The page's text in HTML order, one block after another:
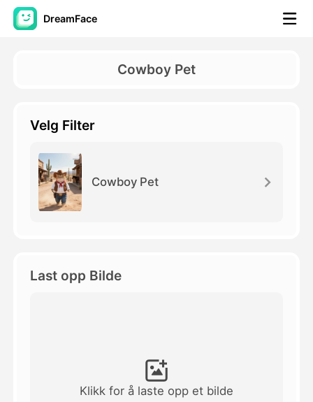
DreamFace
AI Video
Foto
Andre verktøy
Cowboy Pet
Velg Filter
Cowboy Pet
Last opp Bilde
Klikk for å laste opp et bilde